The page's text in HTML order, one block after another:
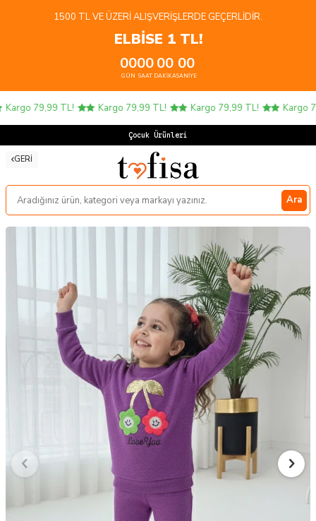
1500 TL VE ÜZERI ALIŞVERIŞLERDE GEÇERLIDIR.
ELBİSE 1 TL!
00
GÜN
00
SAAT
00
DAKIKA
00
SANIYE
Kargo 79,99 TL! Kargo 79,99 TL! Kargo 79,99 TL! Kargo
Çocuk Ürünlerind
GERI
Ara